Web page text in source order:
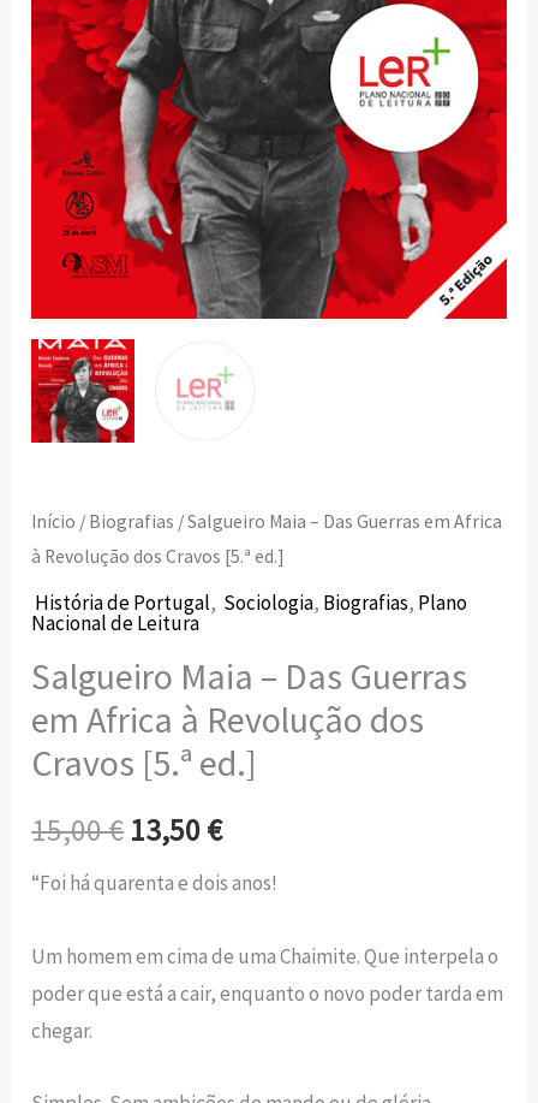
Início / Biografias / Salgueiro Maia – Das Guerras em Africa
à Revolução dos Cravos [5.ª ed.]
História de Portugal, Sociologia, Biografias, Plano
Nacional de Leitura
Salgueiro Maia – Das Guerras
em Africa à Revolução dos
Cravos [5.ª ed.]
15,00€ 13,50€
“Foi há quarenta e dois anos!
Um homem em cima de uma Chaimite. Que interpela o
poder que está a cair, enquanto o novo poder tarda em
chegar.
Revolução
dos
Cravos
[5.ª
ed.]